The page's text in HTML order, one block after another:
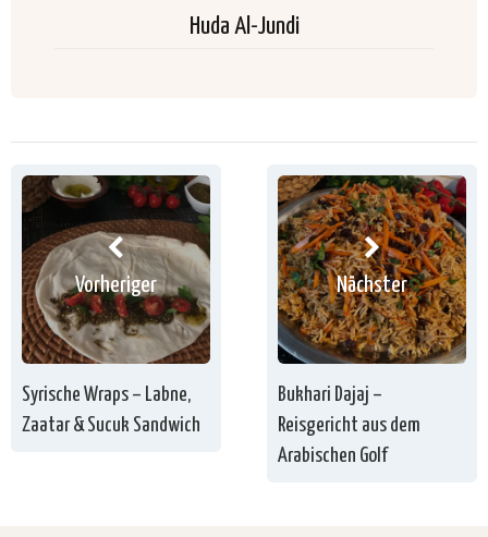
Huda Al-Jundi
Vorheriger
Syrische Wraps – Labne,
Zaatar & Sucuk Sandwich
Nächster
Bukhari Dajaj –
Reisgericht aus dem
Arabischen Golf